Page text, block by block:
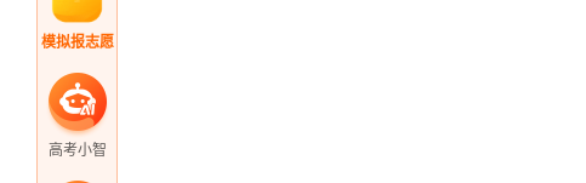
模拟报志愿
高考小智